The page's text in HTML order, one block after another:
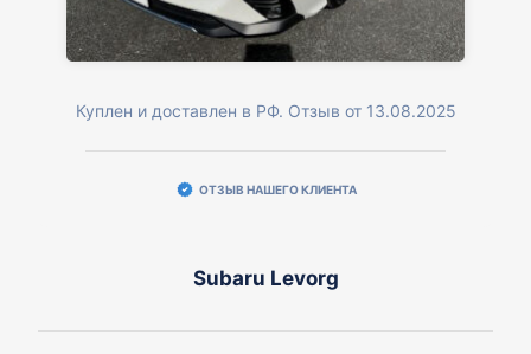
Куплен и доставлен в РФ. Отзыв от 13.08.2025
ОТЗЫВ НАШЕГО КЛИЕНТА
Subaru Levorg